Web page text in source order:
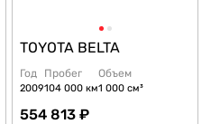
TOYOTA BELTA
Год
2009
Пробег
104 000 км
Объем
1 000 см³
554 813 ₽